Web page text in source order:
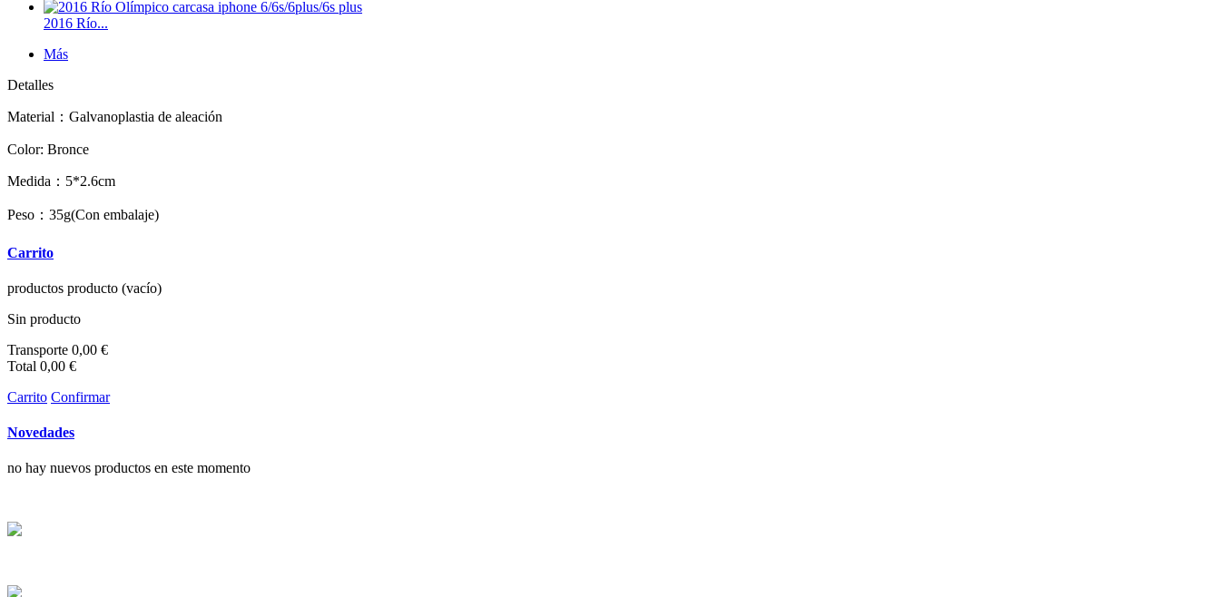
2016 Río...
Más
Detalles
Material： Galvanoplastia de aleación
Color: Bronce
Medida：5*2.6cm
Peso：35g(Con embalaje)
Carrito
productos producto (vacío)
Sin producto
Transporte 0,00 €
Total 0,00 €
Carrito Confirmar
Novedades
no hay nuevos productos en este momento